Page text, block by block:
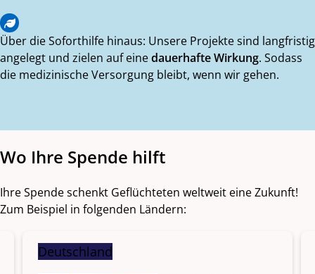
Über die Soforthilfe hinaus: Unsere Projekte sind langfristig
angelegt und zielen auf einedauerhafte Wirkung. Sodass
die medizinische Versorgung bleibt, wenn wir gehen.
Wo Ihre Spende hilft
Ihre Spende schenkt Geflüchteten weltweit eine Zukunft!
Zum Beispiel in folgenden Ländern:
Deutschland